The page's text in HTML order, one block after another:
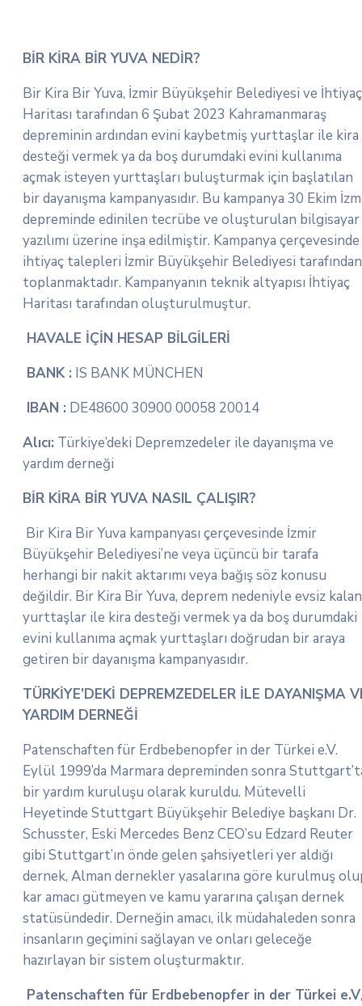
BİR KİRA BİR YUVA NEDİR?
Bir Kira Bir Yuva, İzmir Büyükşehir Belediyesi ve İhtiyaç
Haritası tarafından 6 Şubat 2023 Kahramanmaraş
depreminin ardından evini kaybetmiş yurttaşlar ile kira
desteği vermek ya da boş durumdaki evini kullanıma
açmak isteyen yurttaşları buluşturmak için başlatılan
bir dayanışma kampanyasıdır. Bu kampanya 30 Ekim
depreminde edinilen tecrübe ve oluşturulan bilgisayar
yazılımı üzerine inşa edilmiştir. Kampanya çerçevesinde
ihtiyaç talepleri İzmir Büyükşehir Belediyesi tarafından
toplanmaktadır. Kampanyanın teknik altyapısı İhtiyaç
Haritası tarafından oluşturulmuştur.
HAVALE İÇİN HESAP BİLGİLERİ
BANK : IS BANK MÜNCHEN
IBAN : DE48600 30900 00058 20014
Alıcı: Türkiye’deki Depremzedeler ile dayanışma ve
yardım derneği
BİR KİRA BİR YUVA NASIL ÇALIŞIR?
Bir Kira Bir Yuva kampanyası çerçevesinde İzmir
Büyükşehir Belediyesi’ne veya üçüncü bir tarafa
herhangi bir nakit aktarımı veya bağış söz konusu
değildir. Bir Kira Bir Yuva, deprem nedeniyle evsiz kalan
yurttaşlar ile kira desteği vermek ya da boş durumdaki
evini kullanıma açmak yurttaşları doğrudan bir araya
getiren bir dayanışma kampanyasıdır.
TÜRKİYE’DEKİ DEPREMZEDELER İLE DAYANIŞMA
YARDIM DERNEĞİ
Patenschaften für Erdbebenopfer in der Türkei e.V.
Eylül 1999’da Marmara depreminden sonra
bir yardım kuruluşu olarak kuruldu. Mütevelli
Heyetinde Stuttgart Büyükşehir Belediye başkanı Dr.
Schusster, Eski Mercedes Benz CEO’su Edzard Reuter
gibi Stuttgart’ın önde gelen şahsiyetleri yer aldığı
dernek, Alman dernekler yasalarına göre kurulmuş
kar amacı gütmeyen ve kamu yararına çalışan dernek
statüsündedir. Derneğin amacı, ilk müdahaleden sonra
insanların geçimini sağlayan ve onları geleceğe
hazırlayan bir sistem oluşturmaktır.
Patenschaften für Erdbebenopfer in der Türkei e.V,